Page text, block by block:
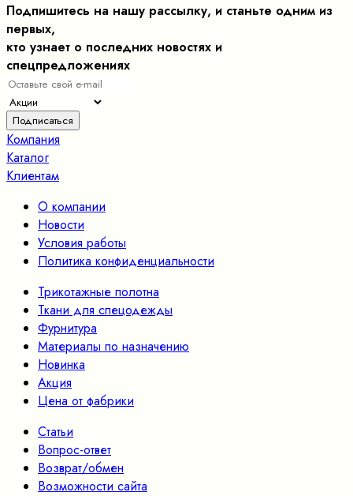
Подпишитесь на нашу рассылку, и станьте одним из
первых,
кто узнает о последних новостях и
спецпредложениях
Компания
Каталог
Клиентам
О компании
Новости
Условия работы
Политика конфиденциальности
Трикотажные полотна
Ткани для спецодежды
Фурнитура
Материалы по назначению
Новинка
Акция
Цена от фабрики
Статьи
Вопрос-ответ
Возврат/обмен
Возможности сайта